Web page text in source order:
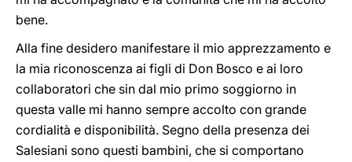
bene.
Alla fine desidero manifestare il mio apprezzamento e
la mia riconoscenza ai figli di Don Bosco e ai loro
collaboratori che sin dal mio primo soggiorno in
questa valle mi hanno sempre accolto con grande
cordialità e disponibilità. Segno della presenza dei
Salesiani sono questi bambini, che si comportano